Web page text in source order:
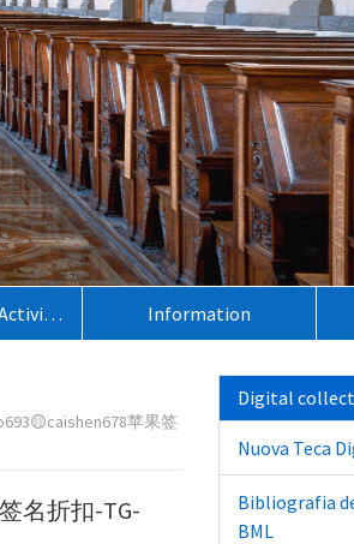
Exhibitions and Activities Information
苹果签
名折扣-TG-
Digital
Nuova Teca
Bibliografia
BML